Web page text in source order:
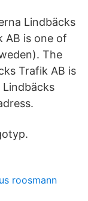
Lindbäcks
AB is one of
The
Trafik AB is
roosmann